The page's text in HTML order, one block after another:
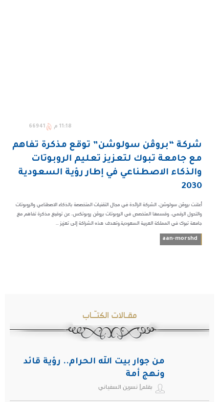
11:18 م 66941
شركة “بروڤن سولوشن” توقع مذكرة تفاهم
مع جامعة تبوك لتعزيز تعليم الروبوتات
والذكاء الاصطناعي في إطار رؤية السعودية
2030
أعلنت بروڤن سولوشن، الشركة الرائدة في مجال التقنيات المتخصصة بالذكاء الاصطناعي والروبوتات
والتحول الرقمي، وقسمها المتخصص في الروبوتات بروڤن روبوتكس، عن توقيع مذكرة تفاهم مع
جامعة تبوك في المملكة العربية السعودية.وتهدف هذه الشراكة إلى تعزيز ...
aan-morshd
مقـالات الكتـّـاب
من جوار بيت الله الحرام.. رؤية قائد
ونهج أمة
بقلم| نسرين السفياني